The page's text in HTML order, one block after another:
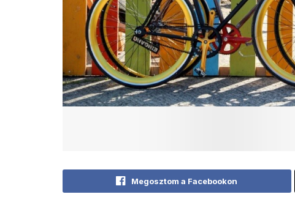
Megosztom a Facebookon